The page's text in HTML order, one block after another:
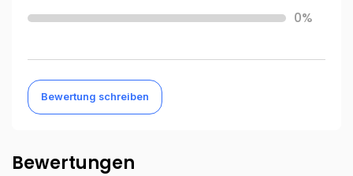
0%
Bewertung schreiben
Bewertungen